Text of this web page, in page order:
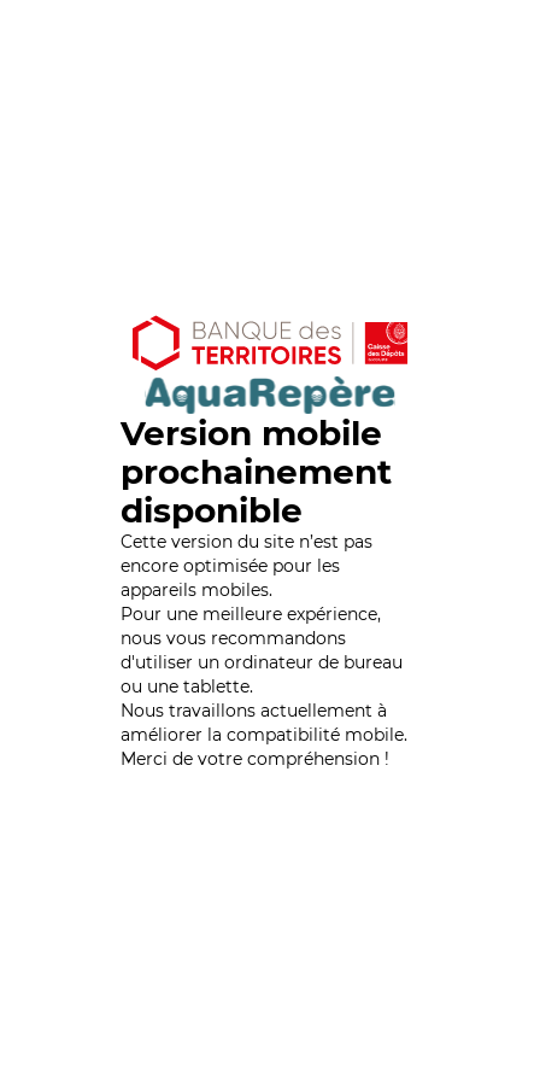
Version mobile
prochainement
disponible
Cette version du site n’est pas
encore optimisée pour les
appareils mobiles.
Pour une meilleure expérience,
nous vous recommandons
d'utiliser un ordinateur de bureau
ou une tablette.
Nous travaillons actuellement à
améliorer la compatibilité mobile.
Merci de votre compréhension !